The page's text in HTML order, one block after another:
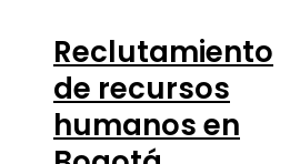
Reclutamiento
de recursos
humanos en